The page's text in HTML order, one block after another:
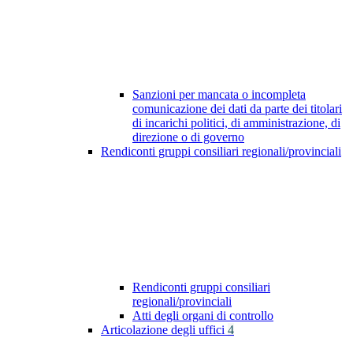
Sanzioni per mancata o incompleta
comunicazione dei dati da parte dei titolari
di incarichi politici, di amministrazione, di
direzione o di governo
Rendiconti gruppi consiliari regionali/provinciali
Rendiconti gruppi consiliari
regionali/provinciali
Atti degli organi di controllo
Articolazione degli uffici 4